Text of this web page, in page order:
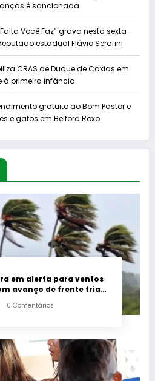
é sancionada
Você Faz” grava nesta sexta-
estadual Flávio Serafini
CRAS de Duque de Caxias em
primeira infância
gratuito ao Bom Pastor e
e gatos em Belford Roxo
em alerta para ventos
avanço de frente fria
0 Comentários